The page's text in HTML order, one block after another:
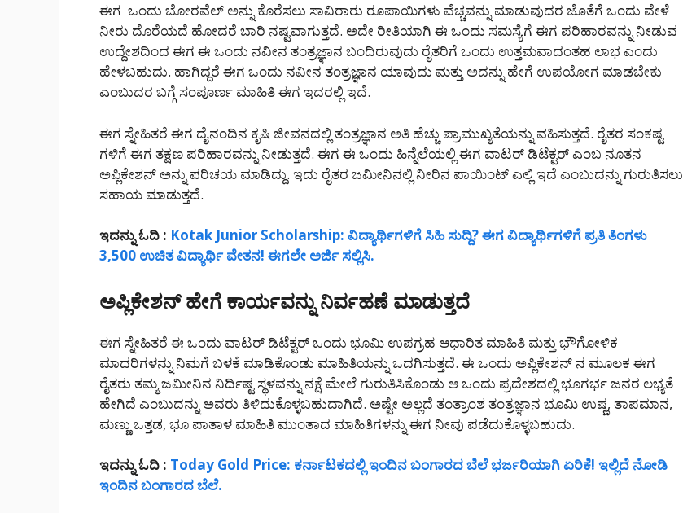
ಈಗ ಒಂದು ಬೋರವೆಲ್ ಅನ್ನು ಕೊರೆಸಲು ಸಾವಿರಾರು ರೂಪಾಯಿಗಳು ವೆಚ್ಚವನ್ನು ಮಾಡುವುದರ ಜೊತೆಗೆ ಒಂದು ವೇಳೆ
ನೀರು ದೊರೆಯದೆ ಹೋದರೆ ಬಾರಿ ನಷ್ಟವಾಗುತ್ತದೆ. ಅದೇ ರೀತಿಯಾಗಿ ಈ ಒಂದು ಸಮಸ್ಯೆಗೆ ಈಗ ಪರಿಹಾರವನ್ನು ನೀಡುವ
ಉದ್ದೇಶದಿಂದ ಈಗ ಈ ಒಂದು ನವೀನ ತಂತ್ರಜ್ಞಾನ ಬಂದಿರುವುದು ರೈತರಿಗೆ ಒಂದು ಉತ್ತಮವಾದಂತಹ ಲಾಭ ಎಂದು
ಹೇಳಬಹುದು. ಹಾಗಿದ್ದರೆ ಈಗ ಒಂದು ನವೀನ ತಂತ್ರಜ್ಞಾನ ಯಾವುದು ಮತ್ತು ಅದನ್ನು ಹೇಗೆ ಉಪಯೋಗ ಮಾಡಬೇಕು
ಎಂಬುದರ ಬಗ್ಗೆ ಸಂಪೂರ್ಣ ಮಾಹಿತಿ ಈಗ ಇದರಲ್ಲಿ ಇದೆ.
ಈಗ ಸ್ನೇಹಿತರೆ ಈಗ ದೈನಂದಿನ ಕೃಷಿ ಜೀವನದಲ್ಲಿ ತಂತ್ರಜ್ಞಾನ ಅತಿ ಹೆಚ್ಚು ಪ್ರಾಮುಖ್ಯತೆಯನ್ನು ವಹಿಸುತ್ತದೆ. ರೈತರ ಸಂಕಷ್ಟ
ಗಳಿಗೆ ಈಗ ತಕ್ಷಣ ಪರಿಹಾರವನ್ನು ನೀಡುತ್ತದೆ. ಈಗ ಈ ಒಂದು ಹಿನ್ನೆಲೆಯಲ್ಲಿ ಈಗ ವಾಟರ್ ಡಿಟೆಕ್ಟರ್ ಎಂಬ ನೂತನ
ಅಪ್ಲಿಕೇಶನ್ ಅನ್ನು ಪರಿಚಯ ಮಾಡಿದ್ದು. ಇದು ರೈತರ ಜಮೀನಿನಲ್ಲಿ ನೀರಿನ ಪಾಯಿಂಟ್ ಎಲ್ಲಿ ಇದೆ ಎಂಬುದನ್ನು ಗುರುತಿಸಲು
ಸಹಾಯ ಮಾಡುತ್ತದೆ.
ಇದನ್ನು ಓದಿ : Kotak Junior Scholarship: ವಿದ್ಯಾರ್ಥಿಗಳಿಗೆ ಸಿಹಿ ಸುದ್ದಿ? ಈಗ ವಿದ್ಯಾರ್ಥಿಗಳಿಗೆ ಪ್ರತಿ ತಿಂಗಳು
3,500 ಉಚಿತ ವಿದ್ಯಾರ್ಥಿ ವೇತನ! ಈಗಲೇ ಅರ್ಜಿ ಸಲ್ಲಿಸಿ.
ಅಪ್ಲಿಕೇಶನ್ ಹೇಗೆ ಕಾರ್ಯವನ್ನು ನಿರ್ವಹಣೆ ಮಾಡುತ್ತದೆ
ಈಗ ಸ್ನೇಹಿತರೆ ಈ ಒಂದು ವಾಟರ್ ಡಿಟೆಕ್ಟರ್ ಒಂದು ಭೂಮಿ ಉಪಗ್ರಹ ಆಧಾರಿತ ಮಾಹಿತಿ ಮತ್ತು ಭೌಗೋಳಿಕ
ಮಾದರಿಗಳನ್ನು ನಿಮಗೆ ಬಳಕೆ ಮಾಡಿಕೊಂಡು ಮಾಹಿತಿಯನ್ನು ಒದಗಿಸುತ್ತದೆ. ಈ ಒಂದು ಅಪ್ಲಿಕೇಶನ್ ನ ಮೂಲಕ ಈಗ
ರೈತರು ತಮ್ಮ ಜಮೀನಿನ ನಿರ್ದಿಷ್ಟ ಸ್ಥಳವನ್ನು ನಕ್ಷೆ ಮೇಲೆ ಗುರುತಿಸಿಕೊಂಡು ಆ ಒಂದು ಪ್ರದೇಶದಲ್ಲಿ ಭೂಗರ್ಭ ಜನರ ಲಭ್ಯತೆ
ಹೇಗಿದೆ ಎಂಬುದನ್ನು ಅವರು ತಿಳಿದುಕೊಳ್ಳಬಹುದಾಗಿದೆ. ಅಷ್ಟೇ ಅಲ್ಲದೆ ತಂತ್ರಾಂಶ ತಂತ್ರಜ್ಞಾನ ಭೂಮಿ ಉಷ್ಣ, ತಾಪಮಾನ,
ಮಣ್ಣು ಒತ್ತಡ, ಭೂ ಪಾತಾಳ ಮಾಹಿತಿ ಮುಂತಾದ ಮಾಹಿತಿಗಳನ್ನು ಈಗ ನೀವು ಪಡೆದುಕೊಳ್ಳಬಹುದು.
ಇದನ್ನು ಓದಿ : Today Gold Price: ಕರ್ನಾಟಕದಲ್ಲಿ ಇಂದಿನ ಬಂಗಾರದ ಬೆಲೆ ಭರ್ಜರಿಯಾಗಿ ಏರಿಕೆ! ಇಲ್ಲಿದೆ ನೋಡಿ
ಇಂದಿನ ಬಂಗಾರದ ಬೆಲೆ.